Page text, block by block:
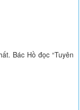
Bác Hồ đọc “Tuyên